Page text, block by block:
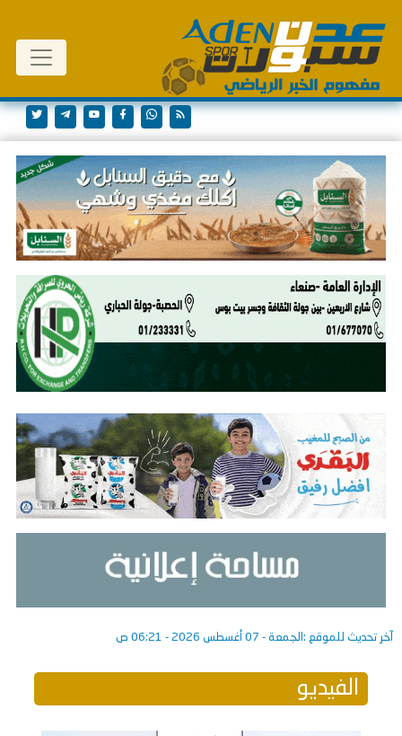
آخر تحديث للموقع : الجمعة - 07 أغسطس 2026 - 06:21 ص
الفيديو